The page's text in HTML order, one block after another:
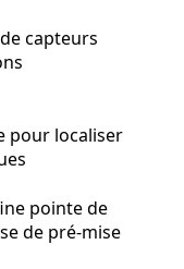
capteurs
pour localiser
pointe de
de pré-mise